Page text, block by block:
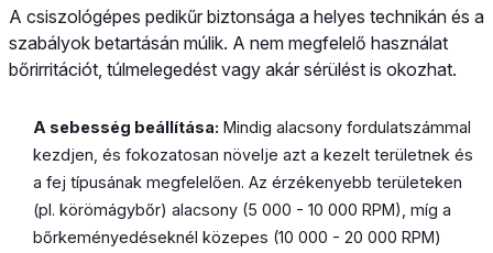
A csiszológépes pedikűr biztonsága a helyes technikán és a
szabályok betartásán múlik. A nem megfelelő használat
bőrirritációt, túlmelegedést vagy akár sérülést is okozhat.
A sebesség beállítása: Mindig alacsony fordulatszámmal
kezdjen, és fokozatosan növelje azt a kezelt területnek és
a fej típusának megfelelően. Az érzékenyebb területeken
(pl. körömágybőr) alacsony (5 000 - 10 000 RPM), míg a
bőrkeményedéseknél közepes (10 000 - 20 000 RPM)